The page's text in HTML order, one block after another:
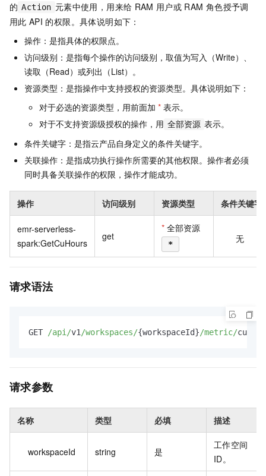
的 Action 元素中使用，用来给 RAM 用户或 RAM 角色授予调
用此 API 的权限。具体说明如下：
操作：是指具体的权限点。
访问级别：是指每个操作的访问级别，取值为写入（Write）、
读取（Read）或列出（List）。
资源类型：是指操作中支持授权的资源类型。具体说明如下：
对于必选的资源类型，用前面加 * 表示。
对于不支持资源级授权的操作，用 全部资源 表示。
条件关键字：是指云产品自身定义的条件关键字。
关联操作：是指成功执行操作所需要的其他权限。操作者必须
同时具备关联操作的权限，操作才能成功。
操作 访问级别 资源类型 条件关键字
emr-serverless-
spark:GetCuHours
get
* 全部资源
* 无
请求语法
GET /api/v1/workspaces/{workspaceId}/metric/
请求参数
名称 类型 必填 描述
workspaceId string 是
工作空间
ID。